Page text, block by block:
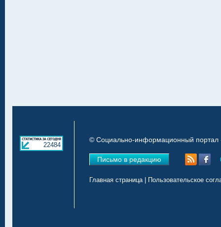
22484
© Социально-информационный портал
Письмо в редакцию
Главная страница| Пользовательское